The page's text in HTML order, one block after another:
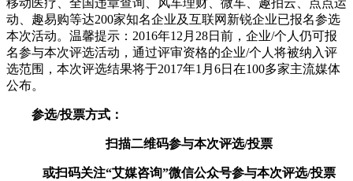
移动医疗、全国违章查询、风车理财、微车、趣拍云、点点运
动、趣易购等达200家知名企业及互联网新锐企业已报名参选
本次活动。温馨提示：2016年12月28日前，企业/个人仍可报
名参与本次评选活动，通过评审资格的企业/个人将被纳入评
选范围，本次评选结果将于2017年1月6日在100多家主流媒体
公布。
参选/投票方式：
扫描二维码参与本次评选/投票
或扫码关注“艾媒咨询”微信公众号参与本次评选/投票